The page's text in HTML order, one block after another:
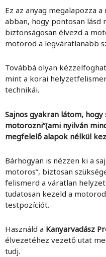
Ez az anyag megalapozza
abban, hogy pontosan
biztonságosan élvezd a
motorod a legváratlanabb
Továbbá olyan
mint a korai
technikái.
Sajnos gyakran látom, hogy
motorozni”(ami nyilván
megfelelő alapok nélkül
Bárhogyan is nézzen ki a
motoros”, biztosan
felismerd a váratlan
tudatosan kezeld a
testpozíciót.
Használd a Kanyarvadász
élvezetéhez vezető utat
tudj.